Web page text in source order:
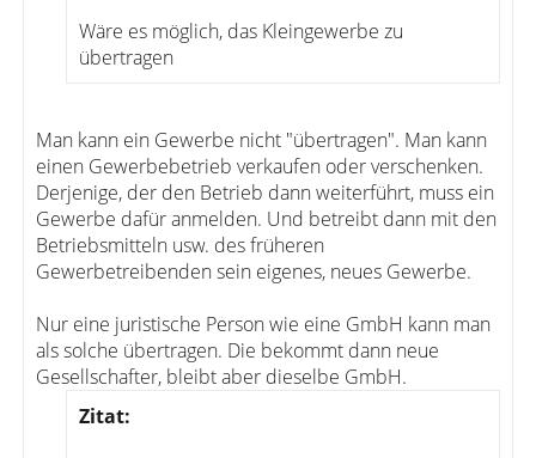
Wäre es möglich, das Kleingewerbe zu
übertragen
Man kann ein Gewerbe nicht "übertragen". Man kann
einen Gewerbebetrieb verkaufen oder verschenken.
Derjenige, der den Betrieb dann weiterführt, muss ein
Gewerbe dafür anmelden. Und betreibt dann mit den
Betriebsmitteln usw. des früheren
Gewerbetreibenden sein eigenes, neues Gewerbe.
Nur eine juristische Person wie eine GmbH kann man
als solche übertragen. Die bekommt dann neue
Gesellschafter, bleibt aber dieselbe GmbH.
Zitat: